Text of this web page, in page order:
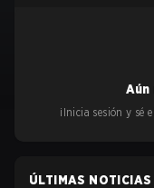
Aún
¡Inicia sesión y sé
ÚLTIMAS NOTICIAS